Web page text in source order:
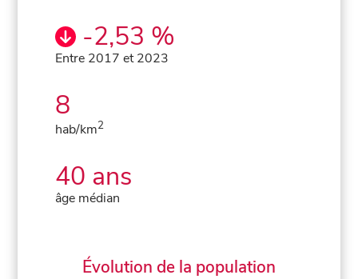
-2,53 %
Entre 2017 et 2023
8
hab/km2
40 ans
âge médian
Évolution de la population